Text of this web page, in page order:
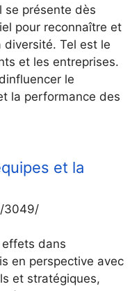
se présente dès
pour reconnaître et
diversité. Tel est le
et les entreprises.
le
la performance des
et la
3049/
dans
en perspective avec
et stratégiques,